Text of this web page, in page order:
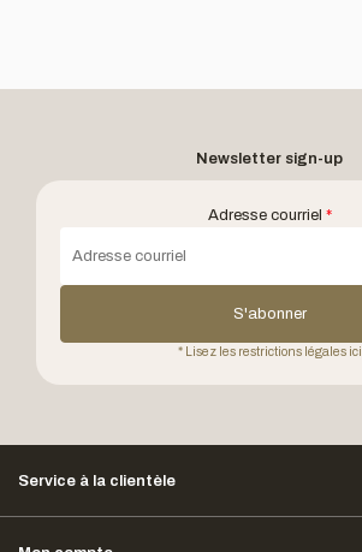
Newsletter sign-up
Adresse courriel *
S'abonner
* Lisez les restrictions légales ici
Service à la clientèle